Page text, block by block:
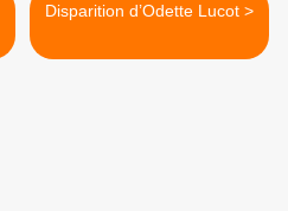
Disparition d’Odette Lucot >